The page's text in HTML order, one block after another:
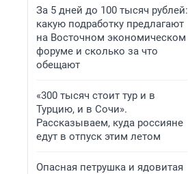
За 5 дней до 100 тысяч рублей:
какую подработку предлагают
на Восточном экономическом
форуме и сколько за что
обещают
«300 тысяч стоит тур и в
Турцию, и в Сочи».
Рассказываем, куда россияне
едут в отпуск этим летом
Опасная петрушка и ядовитая